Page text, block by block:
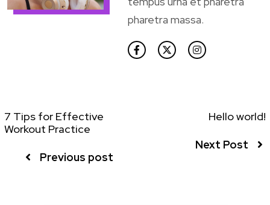
pharetra massa.
7 Tips for Effective
Workout Practice
Previous post
Hello world!
Next Post